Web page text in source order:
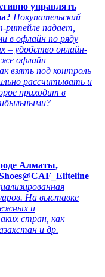
управлять
Покупательский
падает,
в офлайн по ряду
– удобство онлайн-
же офлайн
взять под контроль
рассчитывать и
приходит в
Алматы,
На выставке
и
стран, как
и др.